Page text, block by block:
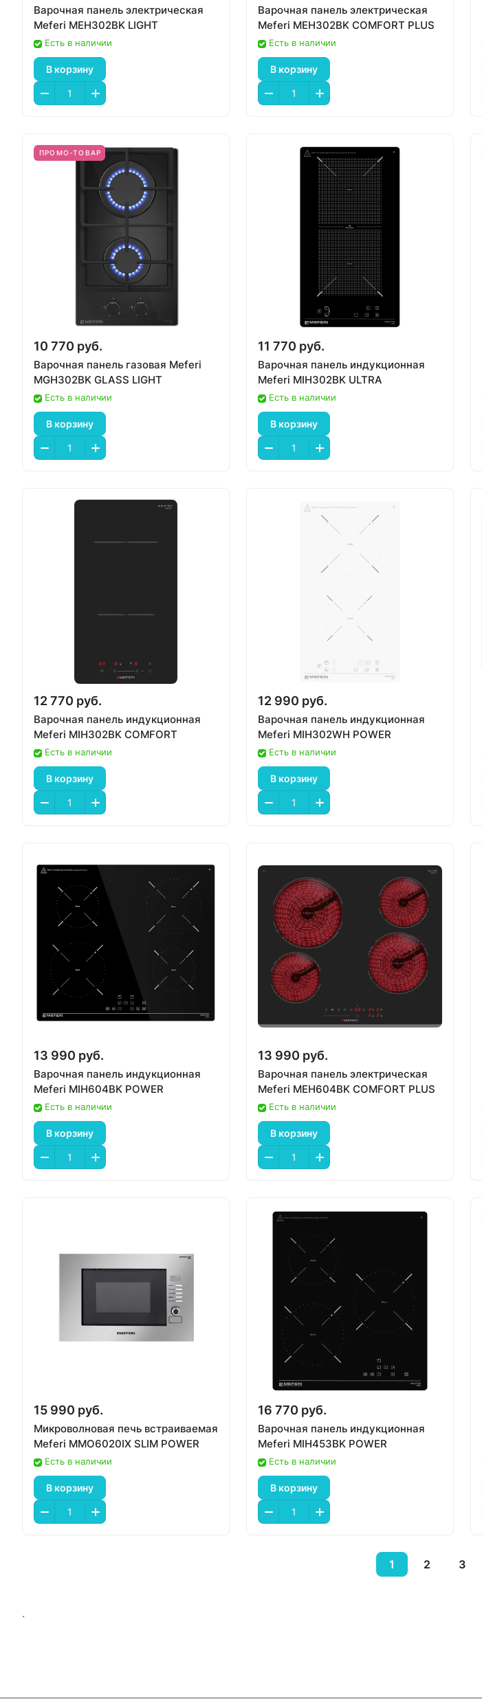
Варочная панель электрическая
Meferi MEH302BK LIGHT
Есть в наличии
В корзину
Варочная панель электрическая
Meferi MEH302BK COMFORT PLUS
Есть в наличии
В корзину
ПРОМО-ТОВАР
10 770 руб.
Варочная панель газовая Meferi
MGH302BK GLASS LIGHT
Есть в наличии
В корзину
11 770 руб.
Варочная панель индукционная
Meferi MIH302BK ULTRA
Есть в наличии
В корзину
12 770 руб.
Варочная панель индукционная
Meferi MIH302BK COMFORT
Есть в наличии
В корзину
12 990 руб.
Варочная панель индукционная
Meferi MIH302WH POWER
Есть в наличии
В корзину
13 990 руб.
Варочная панель индукционная
Meferi MIH604BK POWER
Есть в наличии
В корзину
13 990 руб.
Варочная панель электрическая
Meferi MEH604BK COMFORT PLUS
Есть в наличии
В корзину
15 990 руб.
Микроволновая печь встраиваемая
Meferi MMO6020IX SLIM POWER
Есть в наличии
В корзину
16 770 руб.
Варочная панель индукционная
Meferi MIH453BK POWER
Есть в наличии
В корзину
1 2 3
.